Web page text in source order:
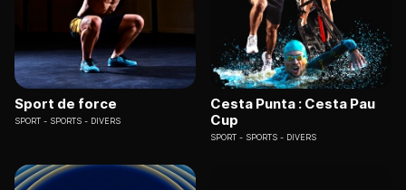
Sport de force
SPORT SPORTS - DIVERS
Cesta Punta : Cesta Pau
Cup
SPORT SPORTS - DIVERS